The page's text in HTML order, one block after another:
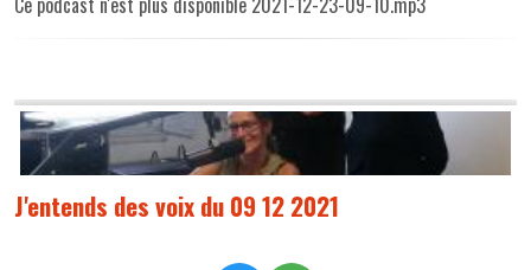
J'entends des voix du 09 12 2021